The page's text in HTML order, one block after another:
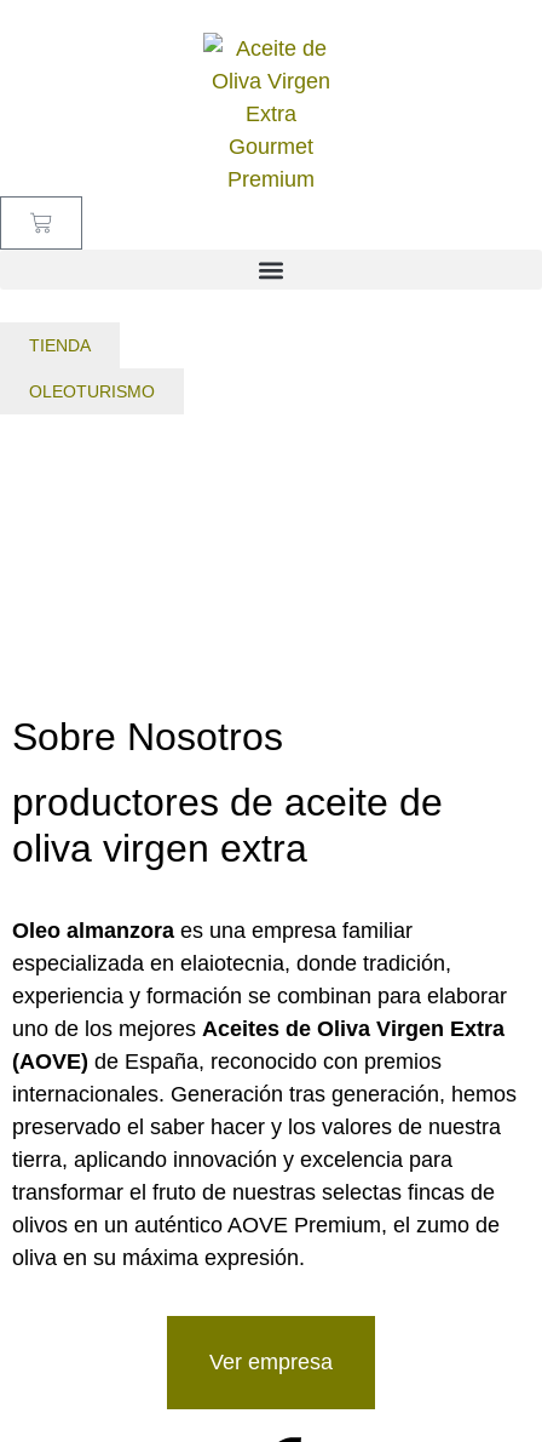
TIENDA
OLEOTURISMO
Sobre Nosotros
productores de aceite de
oliva virgen extra
Oleo almanzora es una empresa familiar
especializada en elaiotecnia, donde tradición,
experiencia y formación se combinan para elaborar
uno de los mejores Aceites de Oliva Virgen Extra
(AOVE) de España, reconocido con premios
internacionales. Generación tras generación, hemos
preservado el saber hacer y los valores de nuestra
tierra, aplicando innovación y excelencia para
transformar el fruto de nuestras selectas fincas de
olivos en un auténtico AOVE Premium, el zumo de
oliva en su máxima expresión.
Ver empresa